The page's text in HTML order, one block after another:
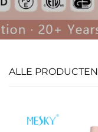
ALLE PRODUCTEN